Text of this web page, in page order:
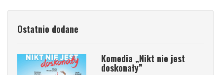
Ostatnio dodane
Komedia „Nikt nie jest
doskonały”